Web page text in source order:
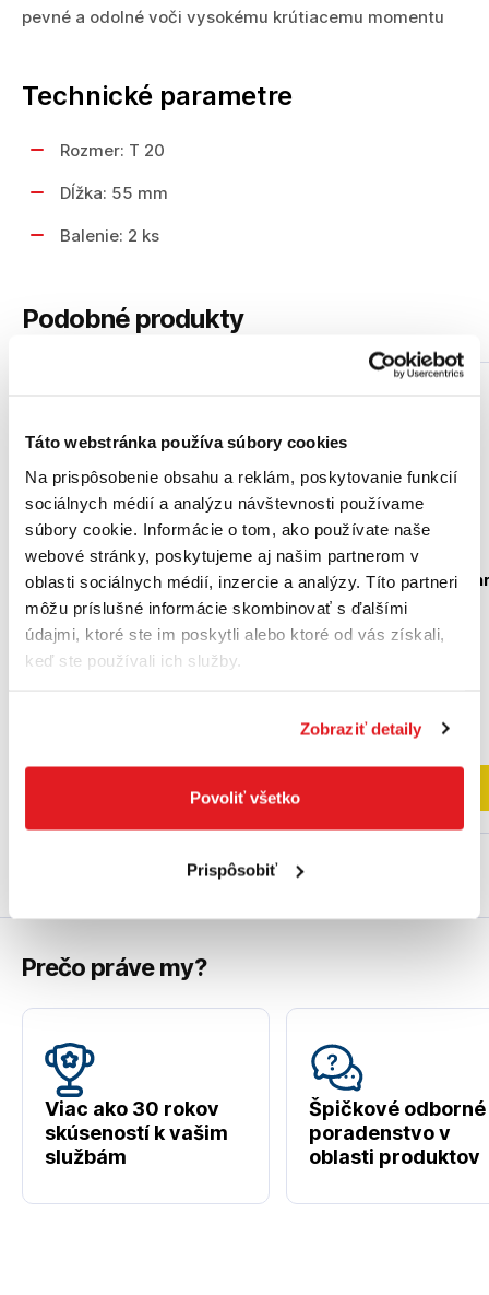
Táto webstránka používa súbory cookies
Na prispôsobenie obsahu a reklám, poskytovanie funkcií
sociálnych médií a analýzu návštevnosti používame
súbory cookie. Informácie o tom, ako používate naše
webové stránky, poskytujeme aj našim partnerom v
oblasti sociálnych médií, inzercie a analýzy. Títo partneri
môžu príslušné informácie skombinovať s ďalšími
údajmi, ktoré ste im poskytli alebo ktoré od vás získali,
keď ste používali ich služby.
Zobraziť detaily
Povoliť všetko
Prispôsobiť
pevné a odolné voči vysokému krútiacemu momentu
Technické parametre
Rozmer: T 20
Dĺžka: 55 mm
Balenie: 2 ks
Podobné produkty
BOSCH Skrutkovací hrot
Max Grip T25, 25 mm
2607001694
Do košíka
BOSCH Skrutkovací
Max Grip T25, 25 mm
2607002541
bez DPH
Nedostupný
Prečo práve my?
Viac ako 30 rokov
skúseností k vašim
službám
Špičkové odborné
poradenstvo v
oblasti produktov